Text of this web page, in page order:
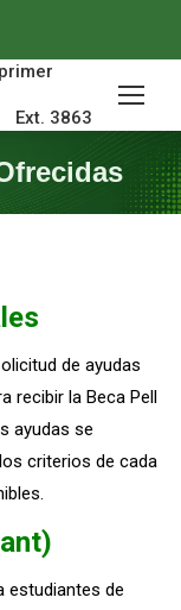
Ext. 3863
de ayudas
recibir la Beca Pell
ayudas se
criterios de cada
estudiantes de